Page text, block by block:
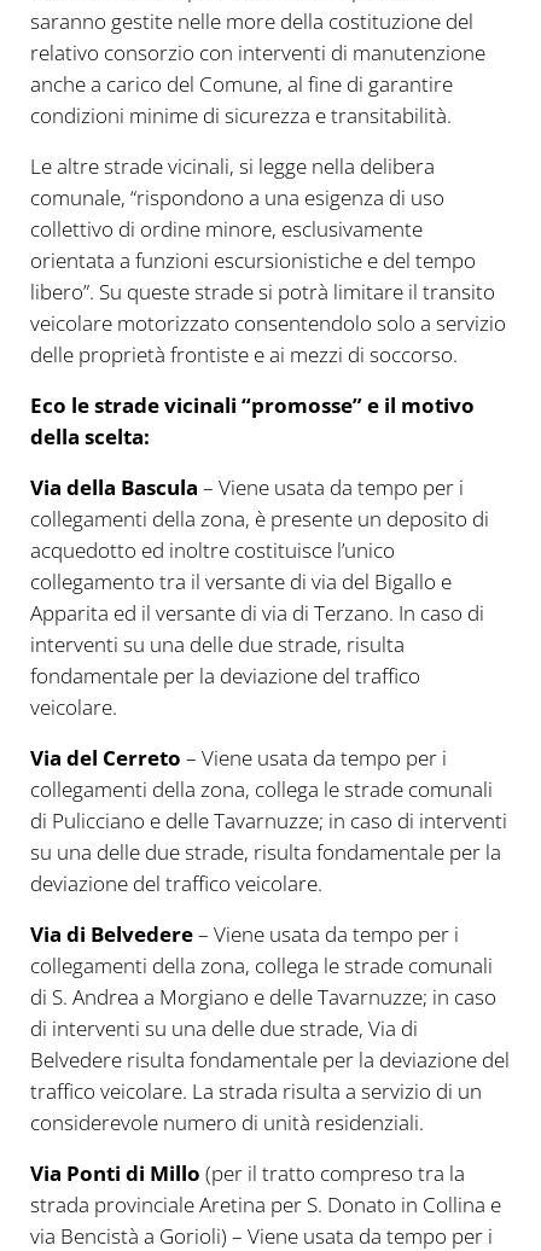
saranno gestite nelle more della costituzione del
relativo consorzio con interventi di manutenzione
anche a carico del Comune, al fine di garantire
condizioni minime di sicurezza e transitabilità.
Le altre strade vicinali, si legge nella delibera
comunale, “rispondono a una esigenza di uso
collettivo di ordine minore, esclusivamente
orientata a funzioni escursionistiche e del tempo
libero”. Su queste strade si potrà limitare il transito
veicolare motorizzato consentendolo solo a servizio
delle proprietà frontiste e ai mezzi di soccorso.
Eco le strade vicinali “promosse” e il motivo
della scelta:
Via della Bascula – Viene usata da tempo per i
collegamenti della zona, è presente un deposito di
acquedotto ed inoltre costituisce l’unico
collegamento tra il versante di via del Bigallo e
Apparita ed il versante di via di Terzano. In caso di
interventi su una delle due strade, risulta
fondamentale per la deviazione del traffico
veicolare.
Via del Cerreto – Viene usata da tempo per i
collegamenti della zona, collega le strade comunali
di Pulicciano e delle Tavarnuzze; in caso di interventi
su una delle due strade, risulta fondamentale per la
deviazione del traffico veicolare.
Via di Belvedere– Viene usata da tempo per i
collegamenti della zona, collega le strade comunali
di S. Andrea a Morgiano e delle Tavarnuzze; in caso
di interventi su una delle due strade, Via di
Belvedere risulta fondamentale per la deviazione del
traffico veicolare. La strada risulta a servizio di un
considerevole numero di unità residenziali.
Via Ponti di Millo (per il tratto compreso tra la
strada provinciale Aretina per S. Donato in Collina e
via Bencistà a Gorioli) – Viene usata da tempo per i